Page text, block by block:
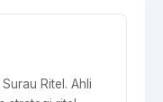
Ritel. Ahli